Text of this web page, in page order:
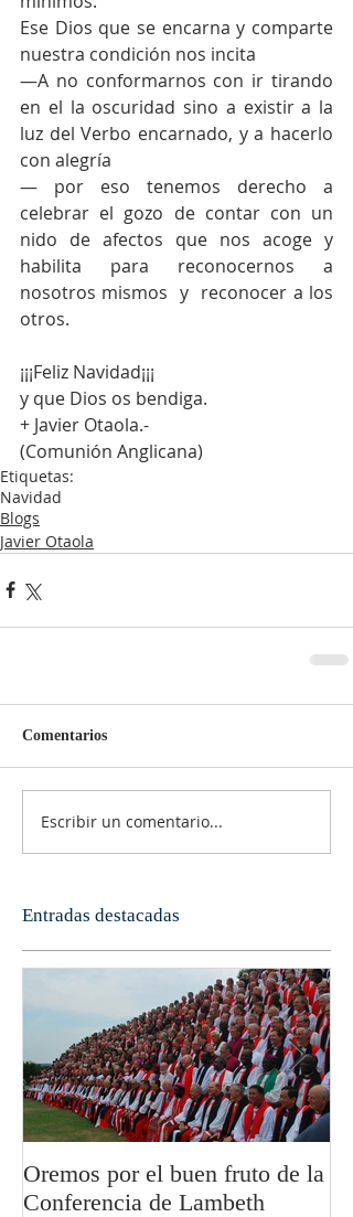
Ese Dios que se encarna y comparte
nuestra condición nos incita
—A no conformarnos con ir tirando
en el la oscuridad sino a existir a la
luz del Verbo encarnado, y a hacerlo
con alegría
— por eso tenemos derecho a
celebrar el gozo de contar con un
nido de afectos que nos acoge y
habilita para reconocernos a
nosotros mismos  y  reconocer a los
otros.
¡¡¡Feliz Navidad¡¡¡
y que Dios os bendiga.
+ Javier Otaola.-
(Comunión Anglicana)
Etiquetas:
Navidad
Blogs
Javier Otaola
Comentarios
Escribir un comentario...
Entradas destacadas
Oremos por el buen fruto de la
Conferencia de Lambeth